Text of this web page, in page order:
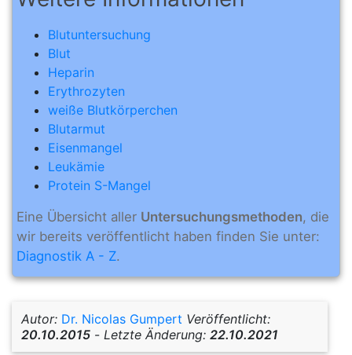
Blutuntersuchung
Blut
Heparin
Erythrozyten
weiße Blutkörperchen
Blutarmut
Eisenmangel
Leukämie
Protein S-Mangel
Eine Übersicht aller Untersuchungsmethoden, die
wir bereits veröffentlicht haben finden Sie unter:
Diagnostik A - Z.
Autor: Dr. Nicolas Gumpert Veröffentlicht:
20.10.2015 - Letzte Änderung: 22.10.2021